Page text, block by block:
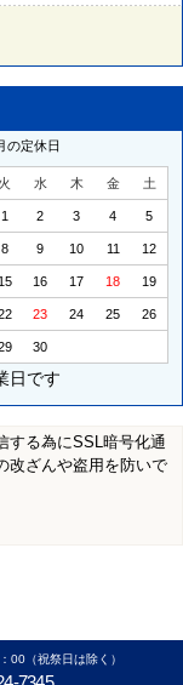
の定休日
火 水 木 金 土
1 2 3 4 5
8 9 10 11 12
15 16 17 18 19
23 24 25 26
30
日です
する為にSSL暗号化通
改ざんや盗用を防いで
00（祝祭日は除く）